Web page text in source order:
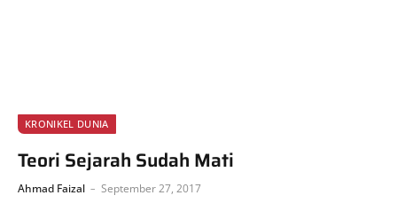
KRONIKEL DUNIA
Teori Sejarah Sudah Mati
Ahmad Faizal September 27, 2017